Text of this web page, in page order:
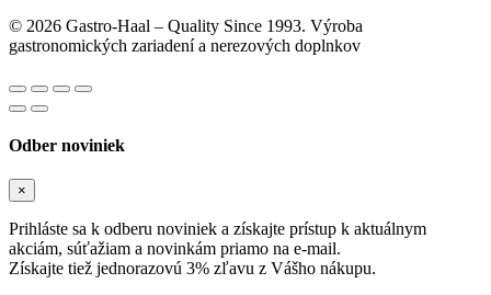
© 2026 Gastro-Haal – Quality Since 1993. Výroba
gastronomických zariadení a nerezových doplnkov
Odber noviniek
×
Prihláste sa k odberu noviniek a získajte prístup k aktuálnym
akciám, súťažiam a novinkám priamo na e-mail.
Získajte tiež jednorazovú 3% zľavu z Vášho nákupu.